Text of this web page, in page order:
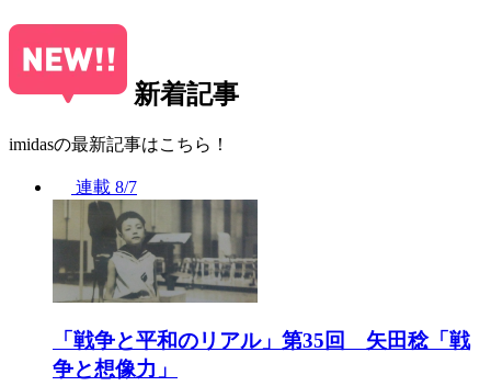
新着記事
imidasの最新記事はこちら！
連載 8/7
「戦争と平和のリアル」第35回 矢田稔「戦
争と想像力」